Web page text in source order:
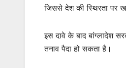
जिससे देश की स्थिरता पर
इस दावे के बाद बांग्लादेश
तनाव पैदा हो सकता है।